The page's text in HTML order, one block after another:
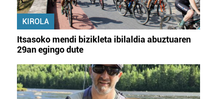
KIROLA
Itsasoko mendi bizikleta ibilaldia abuztuaren
29an egingo dute